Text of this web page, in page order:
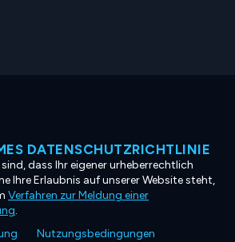
DATENSCHUTZRICHTLINIE
dass Ihr eigener urheberrechtlich
Ihre Erlaubnis auf unserer Website steht,
Verfahren zur Meldung einer
.
Nutzungsbedingungen